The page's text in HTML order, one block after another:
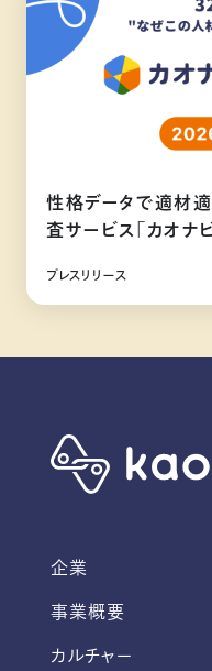
性格データで適材
査サービス「カオナ
プレスリリース
企業
事業概要
カルチャー